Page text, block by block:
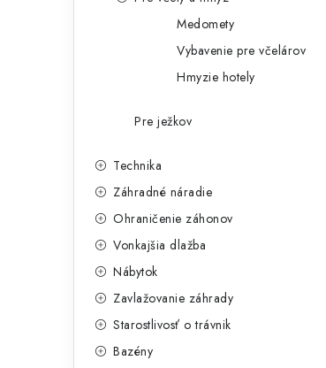
Medomety
Vybavenie pre včelárov
Hmyzie hotely
Pre ježkov
Technika
Záhradné náradie
Ohraničenie záhonov
Vonkajšia dlažba
Nábytok
Zavlažovanie záhrady
Starostlivosť o trávnik
Bazény